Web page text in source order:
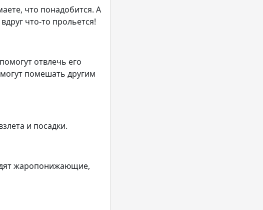
что понадобится. А
что-то прольется!
отвлечь его
помешать другим
и посадки.
жаропонижающие,